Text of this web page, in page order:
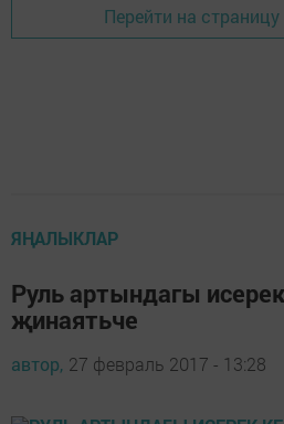
Перейти на
ЯҢАЛЫКЛАР
Руль артындагы
җинаятьче
автор, 27 февраль 2017 - 13:28